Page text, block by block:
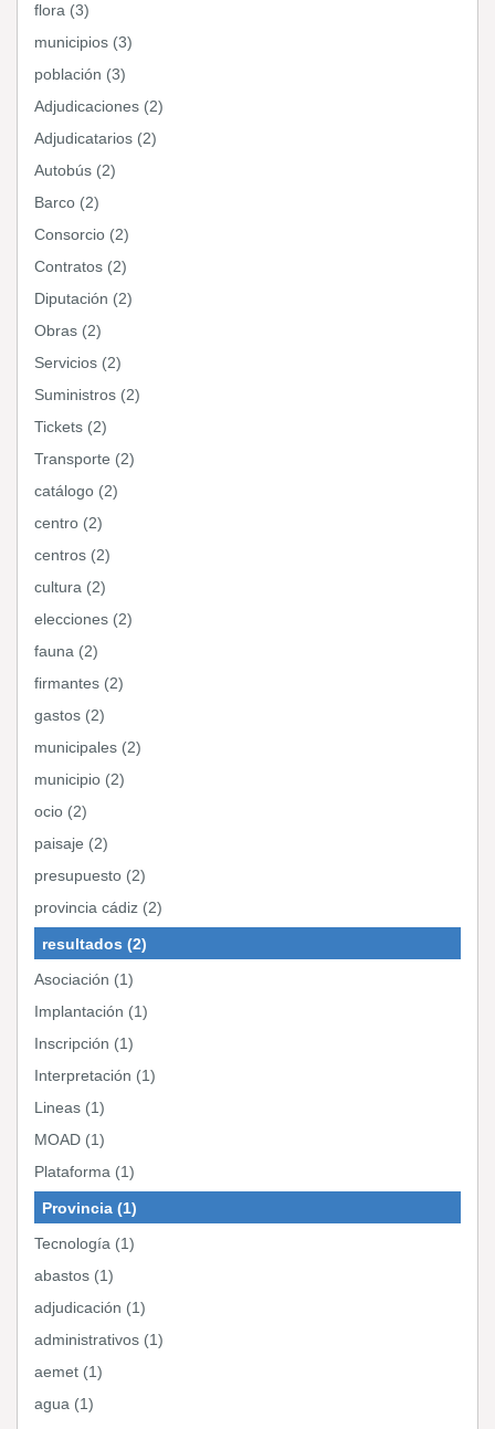
flora (3)
municipios (3)
población (3)
Adjudicaciones (2)
Adjudicatarios (2)
Autobús (2)
Barco (2)
Consorcio (2)
Contratos (2)
Diputación (2)
Obras (2)
Servicios (2)
Suministros (2)
Tickets (2)
Transporte (2)
catálogo (2)
centro (2)
centros (2)
cultura (2)
elecciones (2)
fauna (2)
firmantes (2)
gastos (2)
municipales (2)
municipio (2)
ocio (2)
paisaje (2)
presupuesto (2)
provincia cádiz (2)
resultados (2)
Asociación (1)
Implantación (1)
Inscripción (1)
Interpretación (1)
Lineas (1)
MOAD (1)
Plataforma (1)
Provincia (1)
Tecnología (1)
abastos (1)
adjudicación (1)
administrativos (1)
aemet (1)
agua (1)